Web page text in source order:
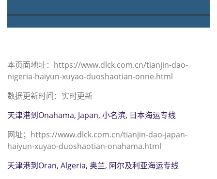
本页面地址：https://www.dlck.com.cn/tianjin-dao-
nigeria-haiyun-xuyao-duoshaotian-onne.html
数据更新时间：实时更新
天津港到Onahama, Japan, 小名滨, 日本海运专线
网址；https://www.dlck.com.cn/tianjin-dao-japan-
haiyun-xuyao-duoshaotian-onahama.html
天津港到Oran, Algeria, 奥兰, 阿尔及利亚海运专线